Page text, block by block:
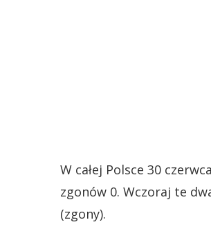
W całej Polsce 30
zgonów 0. Wczoraj te
(zgony).